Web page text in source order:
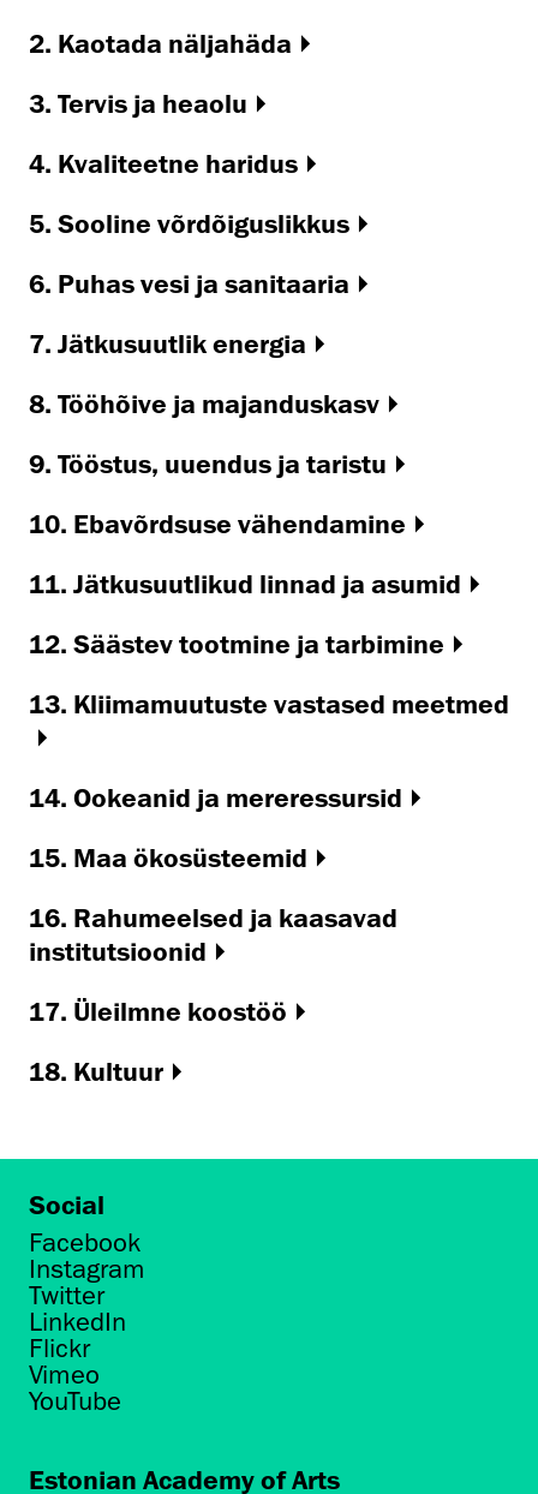
2. Kaotada näljahäda
3. Tervis ja heaolu
4. Kvaliteetne haridus
5. Sooline võrdõiguslikkus
6. Puhas vesi ja sanitaaria
7. Jätkusuutlik energia
8. Tööhõive ja majanduskasv
9. Tööstus, uuendus ja taristu
10. Ebavõrdsuse vähendamine
11. Jätkusuutlikud linnad ja asumid
12. Säästev tootmine ja tarbimine
13. Kliimamuutuste vastased meetmed
14. Ookeanid ja mereressursid
15. Maa ökosüsteemid
16. Rahumeelsed ja kaasavad
institutsioonid
17. Üleilmne koostöö
18. Kultuur
Social
Facebook
Instagram
Twitter
LinkedIn
Flickr
Vimeo
YouTube
Estonian Academy of Arts